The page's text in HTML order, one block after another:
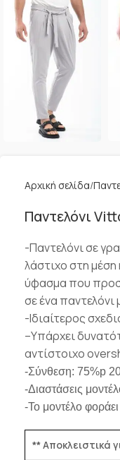
Αρχική σελίδα
Παντελόνι
-Παντελόνι σε
λάστιχο στη μέση
ύφασμα που
σε ένα παντελόνι
-Ιδιαίτερος
–Υπάρχει
αντίστοιχο
-Σύνθεση: 75%p
-Διαστάσεις
-Το μοντέλο
** Αποκλειστικά